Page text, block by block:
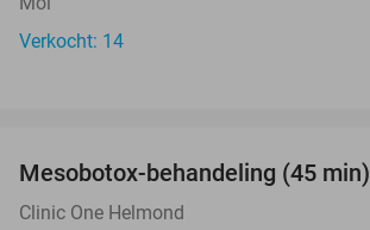
Verkocht: 14
TODAY
Mesobotox-behandeling (45 min)
Clinic One Helmond